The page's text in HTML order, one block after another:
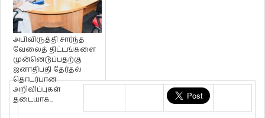
அபிவிருத்தி சார்ந்த
வேலைத் திட்டங்களை
முன்னெடுப்பதற்கு
ஜனாதிபதி தேர்தல்
தொடர்பான
அறிவிப்புகள்
தடையாக...